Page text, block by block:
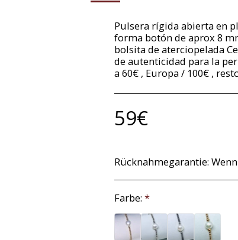
Pulsera rígida abierta en
forma botón de aprox 8
bolsita de aterciopelada
de autenticidad para la
a 60€ , Europa / 100€ ,
59€
Rücknahmegarantie: Wenn Sie in einer Ausnahmesituation mit dem von uns gesendeten Artikel nicht zufrieden sind, haben Sie ab dem Datum der Lieferung eine maximale Frist von 14 Tagen, um ihn
Farbe: *